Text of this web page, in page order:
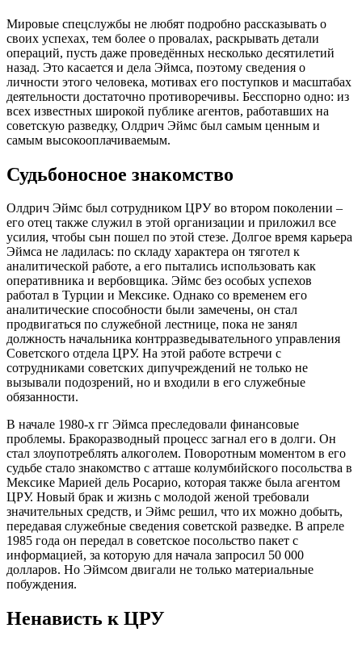
Мировые спецслужбы не любят подробно рассказывать о
своих успехах, тем более о провалах, раскрывать детали
операций, пусть даже проведённых несколько десятилетий
назад. Это касается и дела Эймса, поэтому сведения о
личности этого человека, мотивах его поступков и масштабах
деятельности достаточно противоречивы. Бесспорно одно: из
всех известных широкой публике агентов, работавших на
советскую разведку, Олдрич Эймс был самым ценным и
самым высокооплачиваемым.
Судьбоносное знакомство
Олдрич Эймс был сотрудником ЦРУ во втором поколении –
его отец также служил в этой организации и приложил все
усилия, чтобы сын пошел по этой стезе. Долгое время карьера
Эймса не ладилась: по складу характера он тяготел к
аналитической работе, а его пытались использовать как
оперативника и вербовщика. Эймс без особых успехов
работал в Турции и Мексике. Однако со временем его
аналитические способности были замечены, он стал
продвигаться по служебной лестнице, пока не занял
должность начальника контрразведывательного управления
Советского отдела ЦРУ. На этой работе встречи с
сотрудниками советских дипучреждений не только не
вызывали подозрений, но и входили в его служебные
обязанности.
В начале 1980-х гг Эймса преследовали финансовые
проблемы. Бракоразводный процесс загнал его в долги. Он
стал злоупотреблять алкоголем. Поворотным моментом в его
судьбе стало знакомство с атташе колумбийского посольства в
Мексике Марией дель Росарио, которая также была агентом
ЦРУ. Новый брак и жизнь с молодой женой требовали
значительных средств, и Эймс решил, что их можно добыть,
передавая служебные сведения советской разведке. В апреле
1985 года он передал в советское посольство пакет с
информацией, за которую для начала запросил 50 000
долларов. Но Эймсом двигали не только материальные
побуждения.
Ненависть к ЦРУ